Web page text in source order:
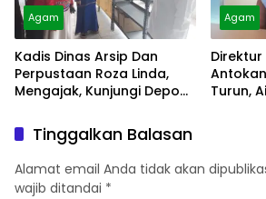
Agam
Kadis Dinas Arsip Dan
Perpustaan Roza Linda,
Mengajak, Kunjungi Depo
Agam
Turun,
Tinggalkan Balasan
Alamat email Anda tidak akan
wajib ditandai *